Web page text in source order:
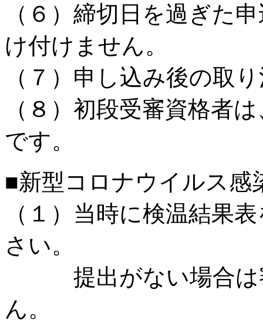
（６）締切日を過ぎた
け付けません。
（７）申し込み後の取
（８）初段受審資格者
です。
■新型コロナウイルス感
（１）当時に検温結果
さい。
提出がない場合は審
ん。